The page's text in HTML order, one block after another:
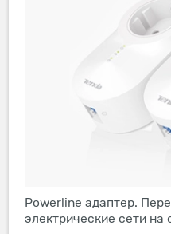
Powerline адаптер.
электрические сети на